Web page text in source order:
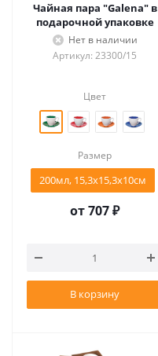
Чайная пара "Galena" в
подарочной упаковке
Нет в наличии
Артикул: 23300/15
Цвет
Размер
200мл, 15,3х15,3х10см
от707 ₽
В корзину